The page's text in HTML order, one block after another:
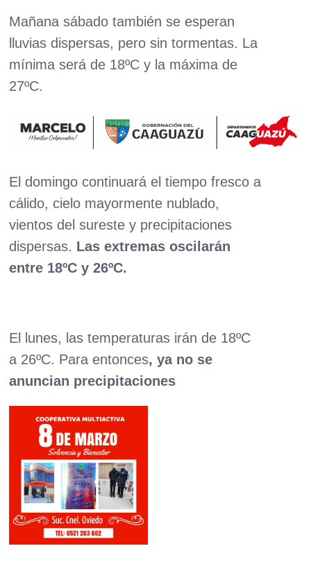
Mañana sábado también se esperan
lluvias dispersas, pero sin tormentas. La
mínima será de 18ºC y la máxima de
27ºC.
El domingo continuará el tiempo fresco a
cálido, cielo mayormente nublado,
vientos del sureste y precipitaciones
dispersas. Las extremas oscilarán
entre 18ºC y 26ºC.
El lunes, las temperaturas irán de 18ºC
a 26ºC. Para entonces, ya no se
anuncian precipitaciones